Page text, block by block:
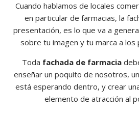
Cuando hablamos de locales
en particular de farmacias, la
presentación, es lo que va a
sobre tu imagen y tu marca a los
Toda fachada de farmacia
enseñar un poquito de nosotros,
está esperando dentro, y crear
elemento de atracción al